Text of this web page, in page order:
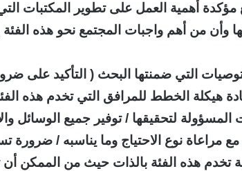
أهمية العمل على تطوير المكتبات التي
وأن من أهم واجبات المجتمع نحو هذه الفئة
التي ضمنتها البحث ( التأكيد على
هيكلة الخطط للمرافق التي تخدم هذه
المسؤولة لتحقيقها / توفير جميع الوسائل
مراعاة نوع الاحتياج وما يناسبه / ضرورة
تخدم هذه الفئة بالذات حيث من الممكن